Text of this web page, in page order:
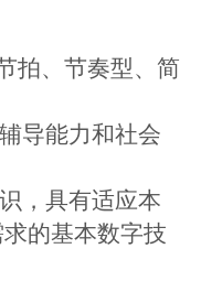
拍、节奏型、简
导能力和社会
，具有适应本
的基本数字技